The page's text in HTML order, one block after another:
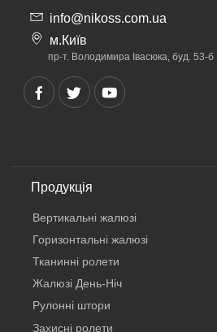
info@nikoss.com.ua
м.Київ
пр-т. Володимира Івасюка, буд. 53-б
Продукція
Вертикальнi жалюзi
Горизонтальні жалюзі
Тканинні ролети
Жалюзі День-Ніч
Рулонні штори
Захисні ролети